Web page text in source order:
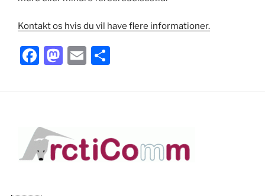
Kontakt os hvis du vil have flere informationer.
F
b
o
M
d
o
E